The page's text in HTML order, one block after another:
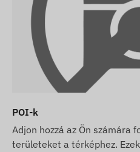
POI-k
Adjon hozzá az Ön számára
területeket a térképhez.